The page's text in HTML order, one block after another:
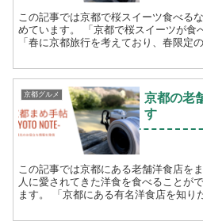
この記事では京都で桜スイーツ食べる
めています。 「京都で桜スイーツが食べられるお店を探している」
「春に京都旅行を考えており、春限定の
京都グルメ
京都の老
す
この記事では京都にある老舗洋食店を
人に愛されてきた洋食を食べることが
ます。 「京都にある有名洋食店を知りたい」 「歴史ある洋食屋を京